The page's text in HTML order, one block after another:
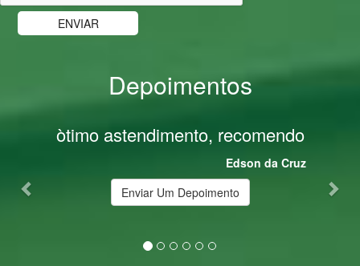
Depoimentos
òtimo astendimento, recomendo
Edson da Cruz
Previous
Enviar Um Depoimento